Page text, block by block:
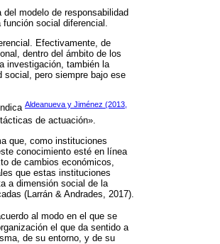
modelo de responsabilidad
social diferencial.
Efectivamente, de
dentro del ámbito de los
investigación, también la
social, pero siempre bajo ese
Aldeanueva y Jiménez (2013,
de actuación».
que, como instituciones
conocimiento esté en línea
de cambios económicos,
que estas instituciones
a dimensión social de la
(Larrán & Andrades, 2017).
al modo en el que se
el que da sentido a
de su entorno, y de su